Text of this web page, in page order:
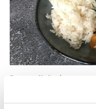
Recept: Kuřecí satay s